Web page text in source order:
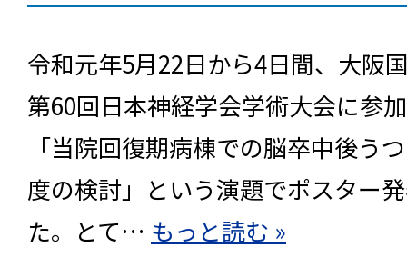
令和元年5月22日から4日間、大阪
第60回日本神経学会学術大会に参
「当院回復期病棟での脳卒中後う
度の検討」という演題でポスター
た。とて… もっと読む »